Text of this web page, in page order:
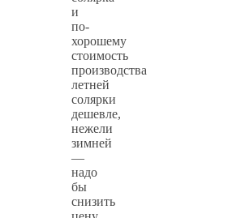
и
по-
хорошему
стоимость
производства
летней
солярки
дешевле,
нежели
зимней
—
надо
бы
снизить